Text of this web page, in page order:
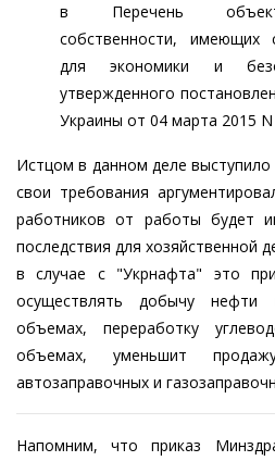
в Перечень
собственности, имеющих
для экономики и
утвержденного
Украины от 04 марта 2015 N
Истцом в данном деле
свои требования
работников от работы будет
последствия для хозяйственной
в случае с "Укрнафта" это
осуществлять добычу
объемах, переработку
объемах, уменьшит
автозаправочных и
Напомним,что приказ